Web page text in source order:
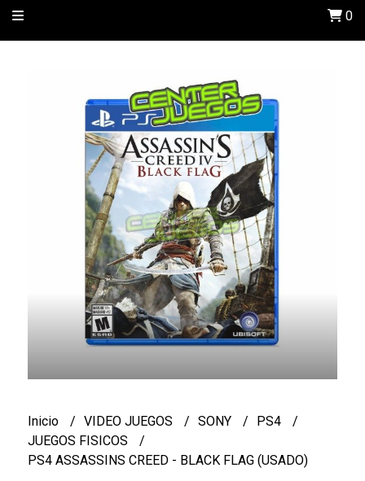
0
Inicio VIDEO JUEGOS SONY
PS4
JUEGOS FISICOS
PS4 ASSASSINS CREED - BLACK FLAG (USADO)